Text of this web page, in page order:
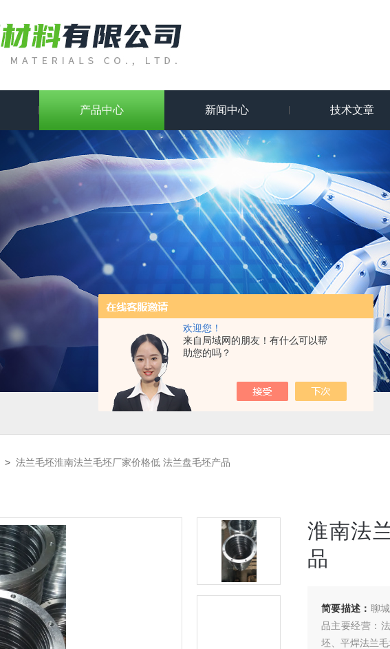
欢迎您！
来自局域网的朋友！有什么可以帮
助您的吗？
产品中心 新闻中心 技术文章
> 法兰毛坯淮南法兰毛坯厂家价格低 法兰盘毛坯产品
淮南法
品
简要描述： 聊
品主要经营：
坯、平焊法兰